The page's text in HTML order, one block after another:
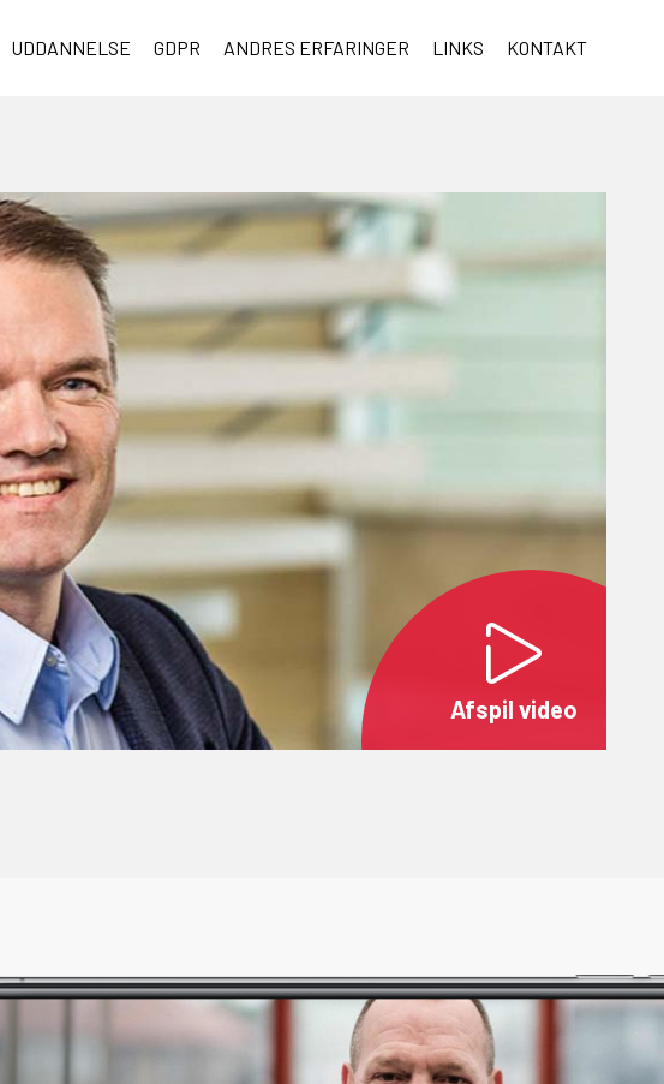
UDDANNELSE GDPR ANDRES ERFARINGER LINKS KONTAKT
Afspil video